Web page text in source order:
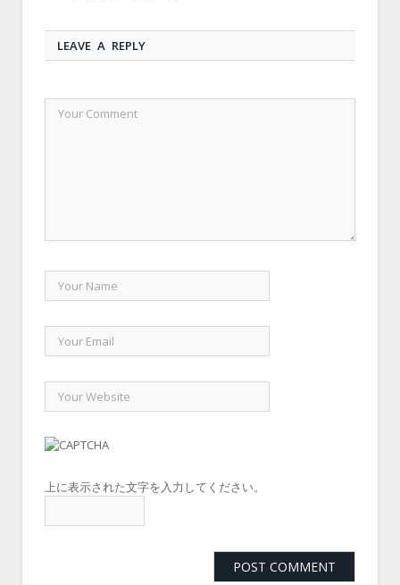
LEAVE A REPLY
上に表示された文字を入力してください。